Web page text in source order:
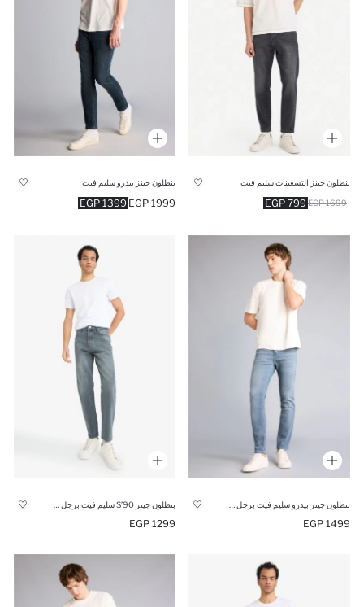
بنطلون جينز التسعينات سليم فيت
799 EGP 1699 EGP
بنطلون جينز بيدرو سليم فيت
1399 EGP 1999 EGP
1499 EGP
1299 EGP